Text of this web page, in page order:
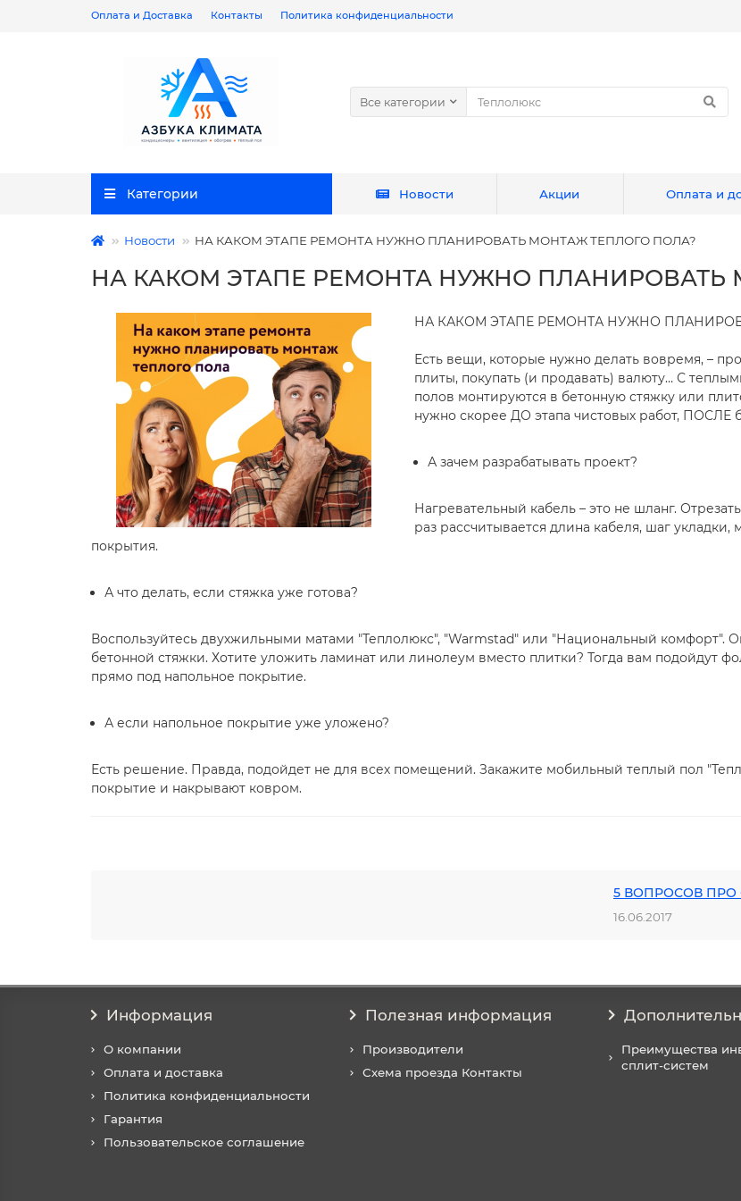
Оплата и Доставка Контакты Политика конфиденциальности
Все категории
Категории Новости Акции Оплата и
Новости НА КАКОМ ЭТАПЕ РЕМОНТА НУЖНО ПЛАНИРОВАТЬ МОНТАЖ ТЕПЛОГО ПОЛА?
НА КАКОМ ЭТАПЕ РЕМОНТА НУЖНО ПЛАНИРОВАТЬ
НА КАКОМ ЭТАПЕ РЕМОНТА НУЖНО
Есть вещи, которые нужно делать вовремя, –
плиты, покупать (и продавать) валюту… С
полов монтируются в бетонную стяжку или
нужно скорее ДО этапа чистовых работ, ПОСЛЕ
А зачем разрабатывать проект?
Нагревательный кабель – это не шланг.
раз рассчитывается длина кабеля, шаг
покрытия.
А что делать, если стяжка уже готова?
Воспользуйтесь двухжильными матами "Теплолюкс", "Warmstad" или "Национальный комфорт".
бетонной стяжки. Хотите уложить ламинат или линолеум вместо плитки? Тогда вам подойдут
прямо под напольное покрытие.
А если напольное покрытие уже уложено?
Есть решение. Правда, подойдет не для всех помещений. Закажите мобильный теплый пол
покрытие и накрывают ковром.
5 ВОПРОСОВ ПРО
16.06.2017
Информация
О компании
Оплата и доставка
Политика конфиденциальности
Гарантия
Пользовательское соглашение
Полезная информация
Производители
Схема проезда Контакты
Преимущества
сплит-систем